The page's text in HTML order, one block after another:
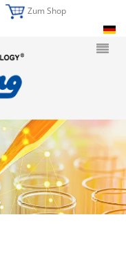
Zum Shop